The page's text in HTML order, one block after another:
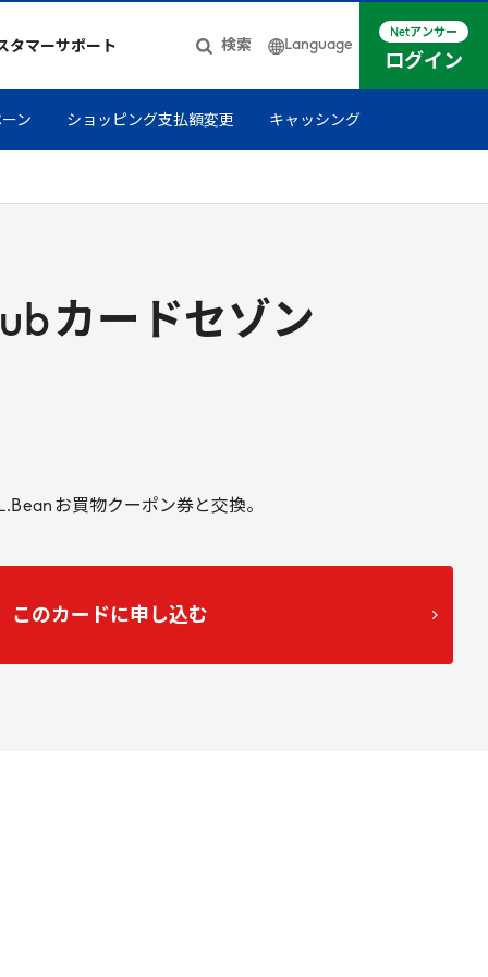
タマーサポート 検索 Language
Netアンサー
ログイン
ン ショッピング支払額変更 キャッシング
カードセゾン
.Bean お買物クーポン券と交換。
このカードに申し込む